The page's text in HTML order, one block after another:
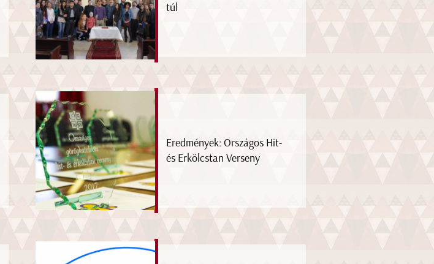
túl
Eredmények: Országos Hit-
és Erkölcstan Verseny